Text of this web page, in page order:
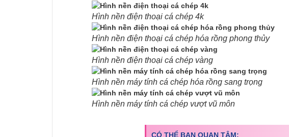
Hình nền điện thoại cá chép 4k
Hình nền điện thoại cá chép hóa rồng phong thủy
Hình nền điện thoại cá chép vàng
Hình nền máy tính cá chép hóa rồng sang trọng
Hình nền máy tính cá chép vượt vũ môn
CÓ THỂ BẠN QUAN TÂM: